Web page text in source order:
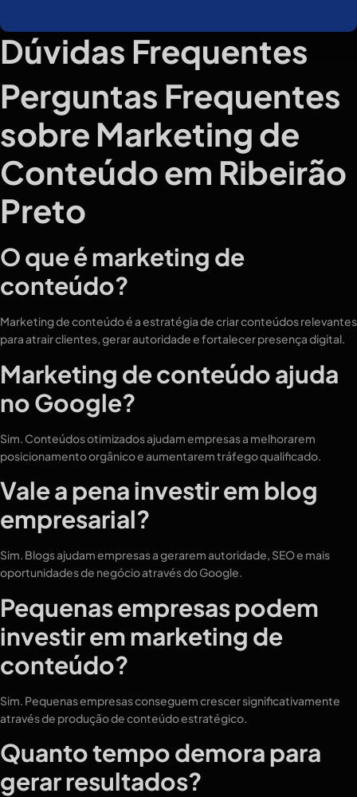
Dúvidas Frequentes
Perguntas Frequentes
sobre Marketing de
Conteúdo em Ribeirão
Preto
O que é marketing de
conteúdo?
Marketing de conteúdo é a estratégia de criar conteúdos relevantes
para atrair clientes, gerar autoridade e fortalecer presença digital.
Marketing de conteúdo ajuda
no Google?
Sim. Conteúdos otimizados ajudam empresas a melhorarem
posicionamento orgânico e aumentarem tráfego qualificado.
Vale a pena investir em blog
empresarial?
Sim. Blogs ajudam empresas a gerarem autoridade, SEO e mais
oportunidades de negócio através do Google.
Pequenas empresas podem
investir em marketing de
conteúdo?
Sim. Pequenas empresas conseguem crescer significativamente
através de produção de conteúdo estratégico.
Quanto tempo demora para
gerar resultados?